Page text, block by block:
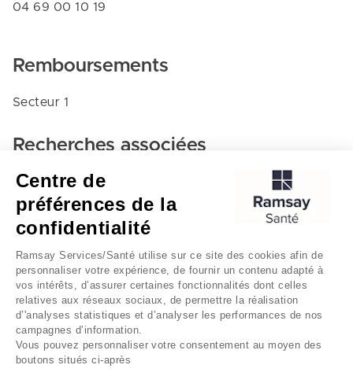
04 69 00 10 19
Remboursements
Secteur 1
Recherches associées
Medecine d'urgence - Clinique de la sauvegarde
Lyon
Centre de
préférences de la
confidentialité
Ramsay Services/Santé utilise sur ce site des cookies afin de
personnaliser votre expérience, de fournir un contenu adapté à
vos intérêts, d’assurer certaines fonctionnalités dont celles
relatives aux réseaux sociaux, de permettre la réalisation
d’'analyses statistiques et d’analyser les performances de nos
campagnes d’information.
Vous pouvez personnaliser votre consentement au moyen des
boutons situés ci-après